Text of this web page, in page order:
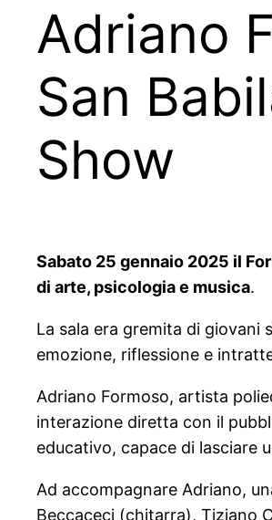
Adriano
San
Show
Sabato 25 gennaio 2025 il
di arte, psicologia e musica.
La sala era gremita di
emozione, riflessione e
Adriano Formoso, artista
interazione diretta con il
educativo, capace di lasciare
Ad accompagnare Adriano,
Beccaceci (chitarra), Tiziano